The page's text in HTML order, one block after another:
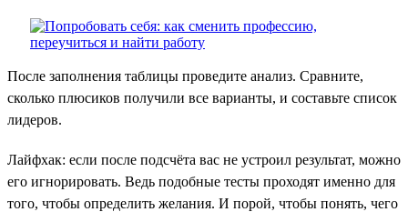
После заполнения таблицы проведите анализ. Сравните,
сколько плюсиков получили все варианты, и составьте список
лидеров.
Лайфхак: если после подсчёта вас не устроил результат, можно
его игнорировать. Ведь подобные тесты проходят именно для
того, чтобы определить желания. И порой, чтобы понять, чего